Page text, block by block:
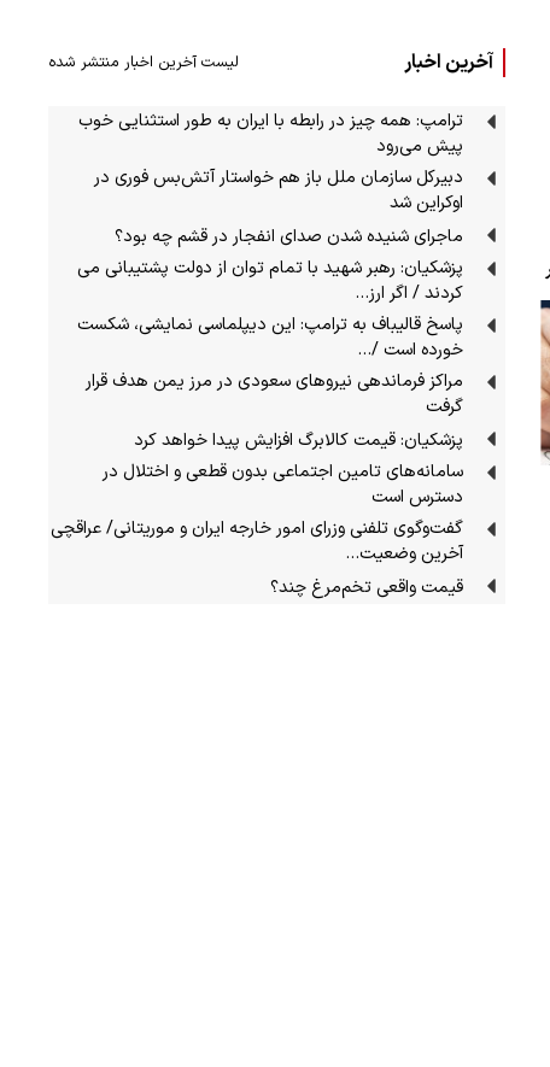
آخرین اخبار لیست آخرین اخبار منتشر شده
ترامپ: همه چیز در رابطه با ایران به طور استثنایی خوب
پیش می‌رود
دبیرکل سازمان ملل باز هم خواستار آتش‌بس فوری در
اوکراین شد
ماجرای شنیده شدن صدای انفجار در قشم چه بود؟
پزشکیان: رهبر شهید با تمام توان از دولت پشتیبانی می
کردند / اگر ارز…
پاسخ قالیباف به ترامپ: این دیپلماسی نمایشی، شکست
خورده است /…
مراکز فرماندهی نیروهای سعودی در مرز یمن هدف قرار
گرفت
پزشکیان: قیمت کالابرگ افزایش پیدا خواهد کرد
سامانه‌های تامین اجتماعی بدون قطعی و اختلال در
دسترس است
گفت‌وگوی تلفنی وزرای امور خارجه ایران و موریتانی/ عراقچی
آخرین وضعیت…
قیمت واقعی تخم‌مرغ چند؟